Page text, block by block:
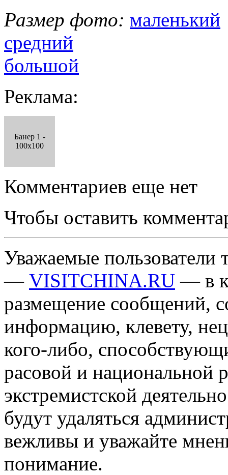
Размер фото: маленький
средний
большой
Реклама:
Банер 1 -
100x100
Комментариев еще нет
Чтобы оставить
Уважаемые пользователи
— VISITCHINA.RU — в
размещение сообщений,
информацию, клевету,
кого-либо,
расовой и национальной
экстремистской
будут удаляться
вежливы и уважайте
понимание.